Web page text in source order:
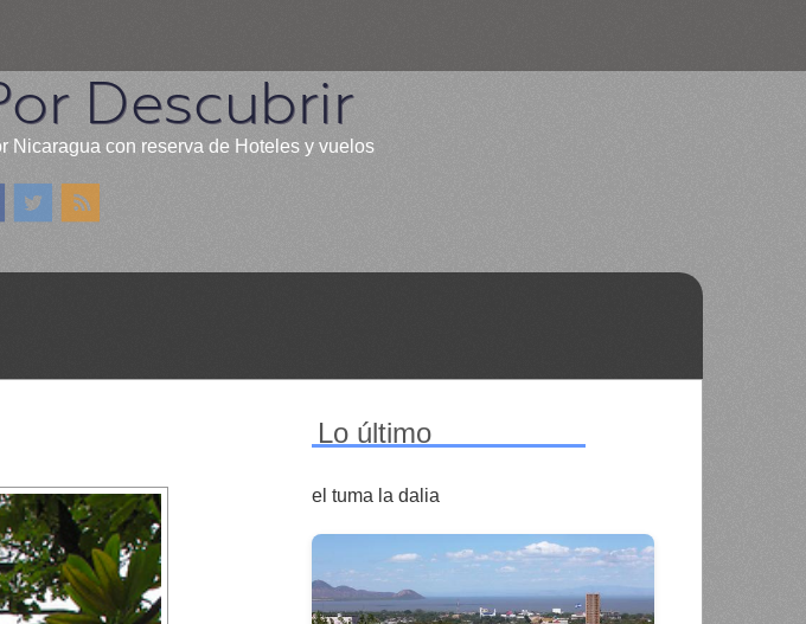
Descubrir
Nicaragua con reserva de Hoteles y vuelos
Lo último
el tuma la dalia